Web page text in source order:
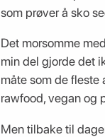
som prøver å sko
Det morsomme
min del gjorde det
måte som de fleste
rawfood, vegan og
Men tilbake til